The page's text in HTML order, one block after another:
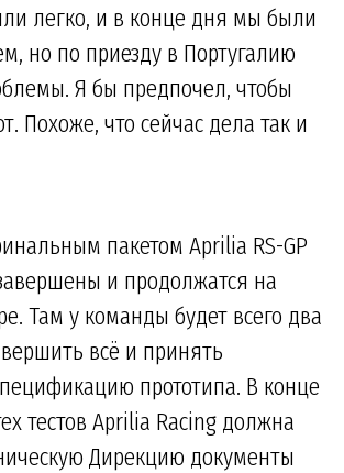
легко, и в конце дня мы были
но по приезду в Португалию
Я бы предпочел, чтобы
Похоже, что сейчас дела так и
пакетом Aprilia RS-GP
и продолжатся на
Там у команды будет всего два
всё и принять
прототипа. В конце
тестов Aprilia Racing должна
Дирекцию документы